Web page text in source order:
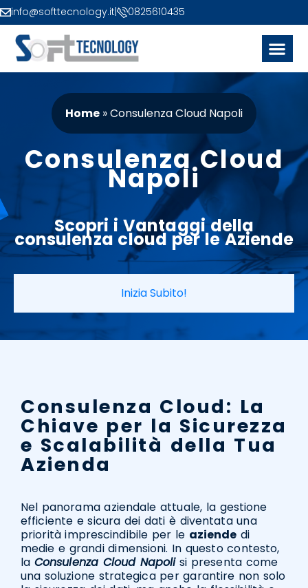
info@softtecnology.it 0825610435
Home »Consulenza Cloud Napoli
Consulenza Cloud
Napoli
Scopri iVantaggidella
consulenza cloud per leAziende
Inizia Subito!
Consulenza Cloud: La
Chiave per la Sicurezza
e Scalabilità della Tua
Azienda
Nel panorama aziendale attuale, la gestione
efficiente e sicura dei dati è diventata una
priorità imprescindibile per le aziende di
medie e grandi dimensioni. In questo contesto,
la Consulenza Cloud Napolisi presenta come
una soluzione strategica per garantire non solo